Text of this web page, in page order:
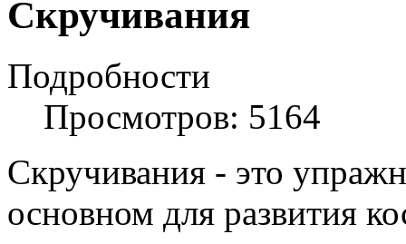
Скручивания
Подробности
Просмотров: 5164
Скручивания - это
основном для развития